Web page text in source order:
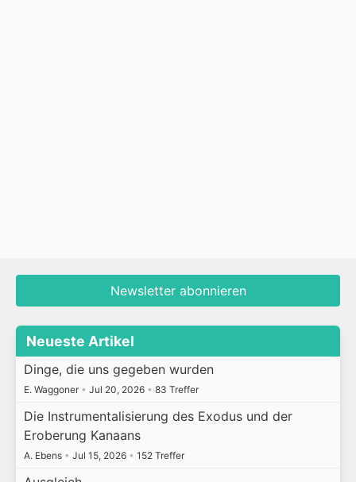
Newsletter abonnieren
Neueste Artikel
Dinge, die uns gegeben wurden
E. Waggoner • Jul 20, 2026 • 83 Treffer
Die Instrumentalisierung des Exodus und der
Eroberung Kanaans
A. Ebens • Jul 15, 2026 • 152 Treffer